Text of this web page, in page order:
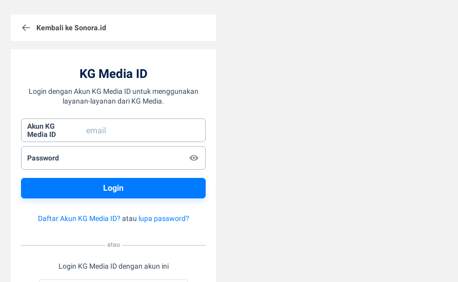
Kembali ke Sonora.id
KG Media ID
Login dengan Akun KG Media ID untuk menggunakan
layanan-layanan dari KG Media.
Akun KG
Media ID
Password
Daftar Akun KG Media ID? atau lupa password?
atau
Login KG Media ID dengan akun ini